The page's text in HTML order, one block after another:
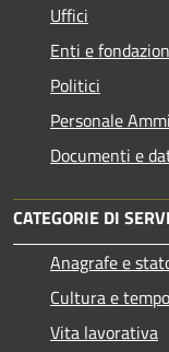
Uffici
Enti e
Politici
Personale
Documenti e
CATEGORIE DI
Anagrafe e
Cultura e
Vita lavorativa